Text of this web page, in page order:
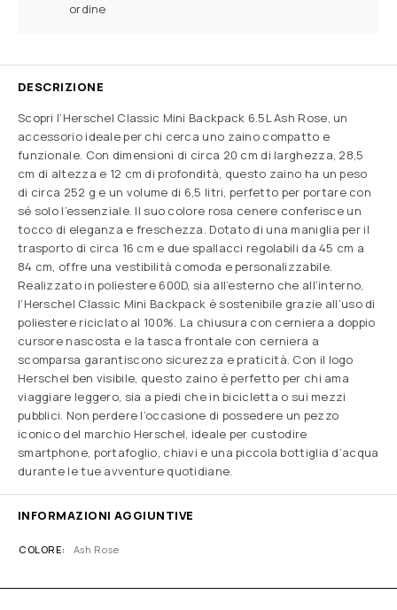
ordine
DESCRIZIONE
Scopri l’Herschel Classic Mini Backpack 6.5L Ash Rose, un
accessorio ideale per chi cerca uno zaino compatto e
funzionale. Con dimensioni di circa 20 cm di larghezza, 28,5
cm di altezza e 12 cm di profondità, questo zaino ha un peso
di circa 252 g e un volume di 6,5 litri, perfetto per portare con
sé solo l’essenziale. Il suo colore rosa cenere conferisce un
tocco di eleganza e freschezza. Dotato di una maniglia per il
trasporto di circa 16 cm e due spallacci regolabili da 45 cm a
84 cm, offre una vestibilità comoda e personalizzabile.
Realizzato in poliestere 600D, sia all’esterno che all’interno,
l’Herschel Classic Mini Backpack è sostenibile grazie all’uso di
poliestere riciclato al 100%. La chiusura con cerniera a doppio
cursore nascosta e la tasca frontale con cerniera a
scomparsa garantiscono sicurezza e praticità. Con il logo
Herschel ben visibile, questo zaino è perfetto per chi ama
viaggiare leggero, sia a piedi che in bicicletta o sui mezzi
pubblici. Non perdere l’occasione di possedere un pezzo
iconico del marchio Herschel, ideale per custodire
smartphone, portafoglio, chiavi e una piccola bottiglia d’acqua
durante le tue avventure quotidiane.
INFORMAZIONI AGGIUNTIVE
COLORE Ash Rose